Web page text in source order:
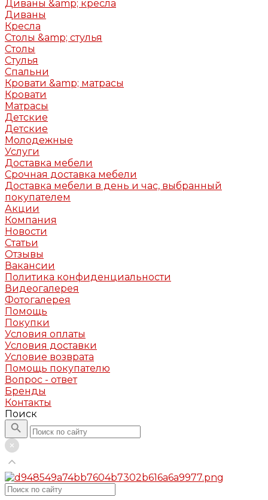
Диваны &amp; кресла
Диваны
Кресла
Столы &amp; стулья
Столы
Стулья
Спальни
Кровати &amp; матрасы
Кровати
Матрасы
Детские
Детские
Молодежные
Услуги
Доставка мебели
Срочная доставка мебели
Доставка мебели в день и час, выбранный
покупателем
Акции
Компания
Новости
Статьи
Отзывы
Вакансии
Политика конфиденциальности
Видеогалерея
Фотогалерея
Помощь
Покупки
Условия оплаты
Условия доставки
Условие возврата
Помощь покупателю
Вопрос - ответ
Бренды
Контакты
Поиск